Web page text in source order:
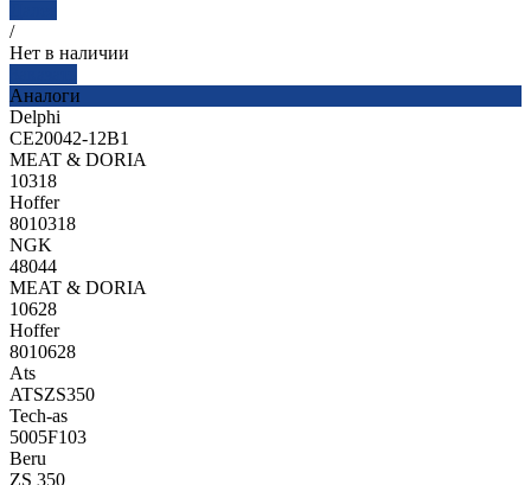
/
Нет в наличии
Аналоги
Delphi
CE20042-12B1
MEAT & DORIA
10318
Hoffer
8010318
NGK
48044
MEAT & DORIA
10628
Hoffer
8010628
Ats
ATSZS350
Tech-as
5005F103
Beru
ZS 350